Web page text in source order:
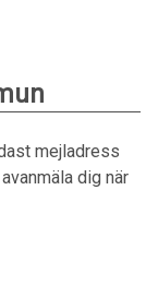
mejladress
dig när